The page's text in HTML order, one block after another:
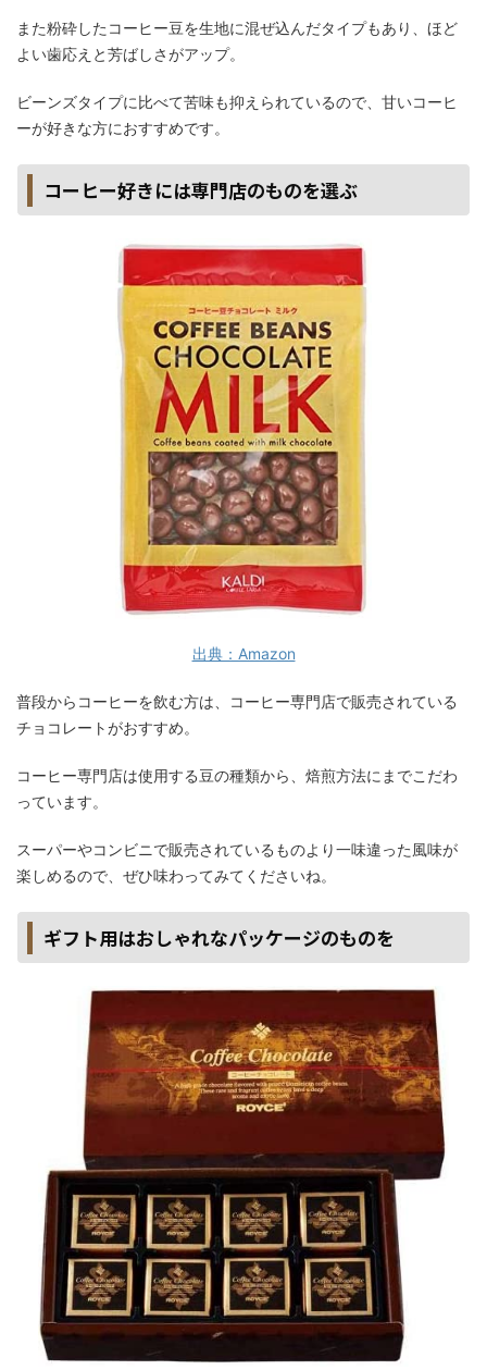
また粉砕したコーヒー豆を生地に混ぜ込んだタイプもあり、ほど
よい歯応えと芳ばしさがアップ。
ビーンズタイプに比べて苦味も抑えられているので、甘いコーヒ
ーが好きな方におすすめです。
コーヒー好きには専門店のものを選ぶ
出典：Amazon
普段からコーヒーを飲む方は、コーヒー専門店で販売されている
チョコレートがおすすめ。
コーヒー専門店は使用する豆の種類から、焙煎方法にまでこだわ
っています。
スーパーやコンビニで販売されているものより一味違った風味が
楽しめるので、ぜひ味わってみてくださいね。
ギフト用はおしゃれなパッケージのものを